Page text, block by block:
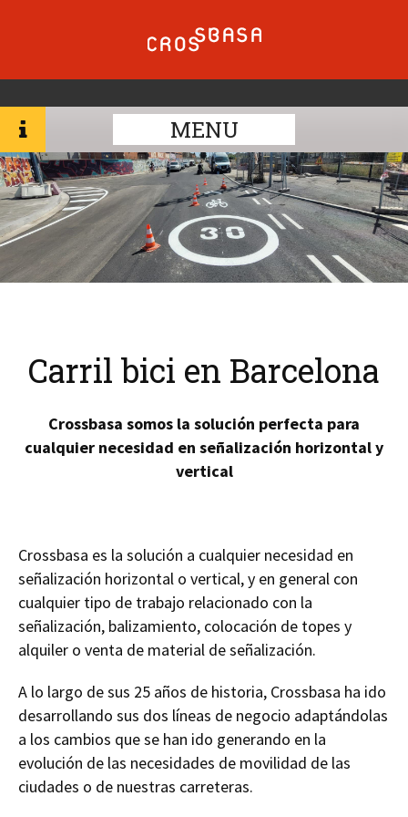
MENU
Carril bici en Barcelona
Crossbasa somos la solución perfecta para
cualquier necesidad en señalización horizontal y
vertical
Crossbasa es la solución a cualquier necesidad en
señalización horizontal o vertical, y en general con
cualquier tipo de trabajo relacionado con la
señalización, balizamiento, colocación de topes y
alquiler o venta de material de señalización.
A lo largo de sus 25 años de historia, Crossbasa ha ido
desarrollando sus dos líneas de negocio adaptándolas
a los cambios que se han ido generando en la
evolución de las necesidades de movilidad de las
ciudades o de nuestras carreteras.